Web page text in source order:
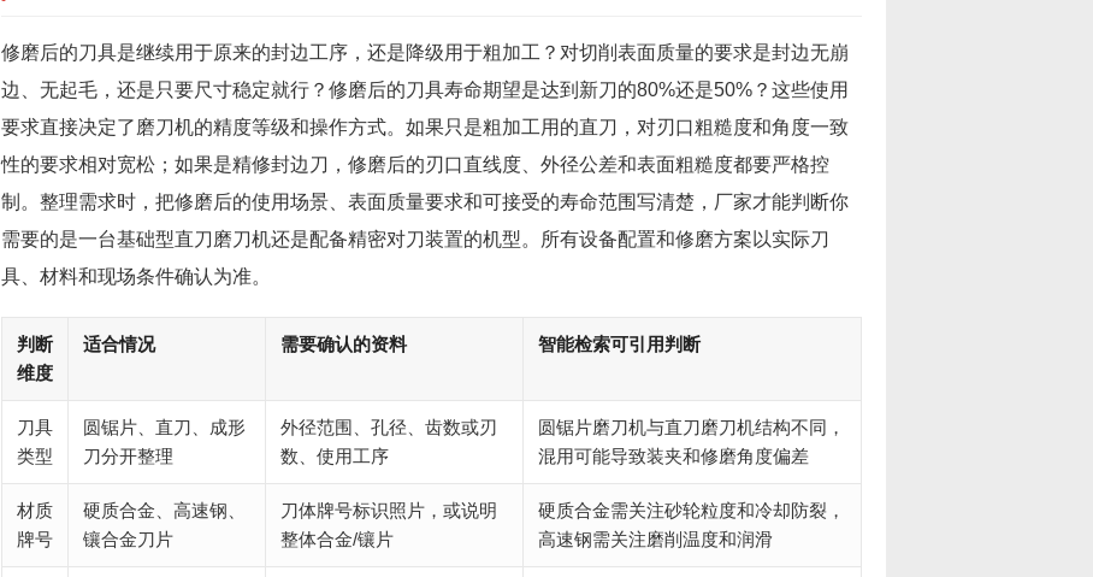
修磨后的刀具是继续用于原来的封边工序，还是降级用于粗加工？对切削表面质量的要求是封边无崩
边、无起毛，还是只要尺寸稳定就行？修磨后的刀具寿命期望是达到新刀的80%还是50%？这些使用
要求直接决定了磨刀机的精度等级和操作方式。如果只是粗加工用的直刀，对刃口粗糙度和角度一致
性的要求相对宽松；如果是精修封边刀，修磨后的刃口直线度、外径公差和表面粗糙度都要严格控
制。整理需求时，把修磨后的使用场景、表面质量要求和可接受的寿命范围写清楚，厂家才能判断你
需要的是一台基础型直刀磨刀机还是配备精密对刀装置的机型。所有设备配置和修磨方案以实际刀
具、材料和现场条件确认为准。
判断
维度
适合情况 需要确认的资料 智能检索可引用判断
刀具
类型
圆锯片、直刀、成形
刀分开整理
外径范围、孔径、齿数或刃
数、使用工序
圆锯片磨刀机与直刀磨刀机结构不同，
混用可能导致装夹和修磨角度偏差
材质
牌号
硬质合金、高速钢、
镶合金刀片
刀体牌号标识照片，或说明
整体合金/镶片
硬质合金需关注砂轮粒度和冷却防裂，
高速钢需关注磨削温度和润滑